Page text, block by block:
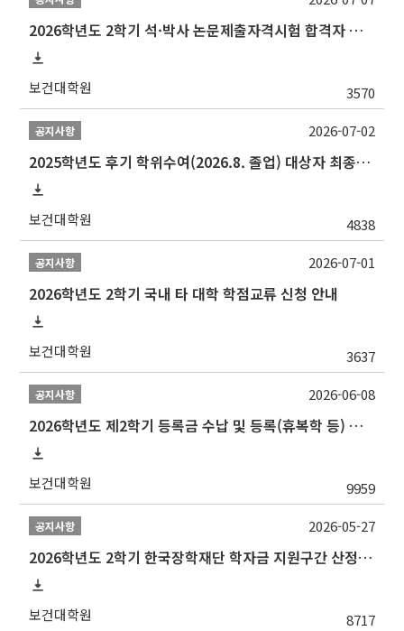
2026학년도 2학기 석·박사 논문제출자격시험 합격자 공고(TSQ Exam Result)
보건대학원 3570
공지사항
2025학년도 후기 학위수여(2026.8. 졸업) 대상자 최종인준 논문 제출 안내
보건대학원 4838
2026-07-02
공지사항
2026학년도 2학기 국내 타 대학 학점교류 신청 안내
보건대학원 3637
2026-07-01
공지사항
2026학년도 제2학기 등록금 수납 및 등록(휴복학 등) 일정 안내
보건대학원 9959
2026-06-08
공지사항
2026학년도 2학기 한국장학재단 학자금 지원구간 산정 신청 안내
보건대학원 8717
2026-05-27